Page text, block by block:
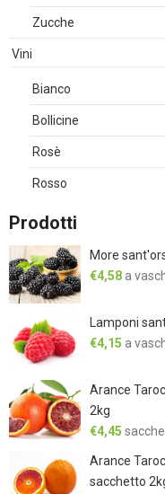
Zucche
Vini
Bianco
Bollicine
Rosè
Rosso
Prodotti
More
€4,58 a
Lamponi
€4,15 a
Arance
2kg
€4,45
Arance
sacchetto